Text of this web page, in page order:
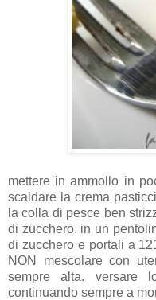
mettere in ammollo in
scaldare la crema
la colla di pesce ben
di zucchero. in un
di zucchero e portali a
NON mescolare con
sempre alta. versare
continuando sempre a